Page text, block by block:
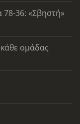
78-36: «Σβηστή»
ομάδας